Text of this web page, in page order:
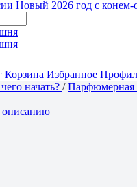
Новый 2026 год с конем-
Корзина Избранное
начать? /Парфюмерная